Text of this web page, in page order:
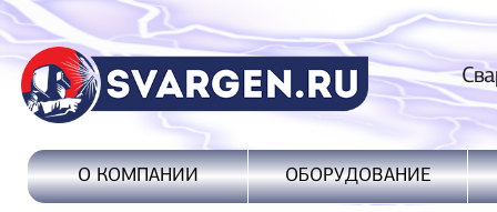
О КОМПАНИИ ОБОРУДОВАНИЕ